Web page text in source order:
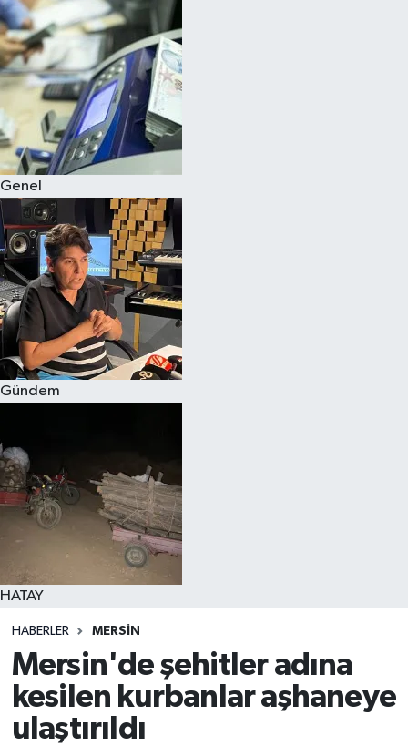
Genel
Gündem
HATAY
HABERLER MERSIN
Mersin'de şehitler adına
kesilen kurbanlar aşhaneye
ulaştırıldı
Spor
Teknoloji
Yaşam